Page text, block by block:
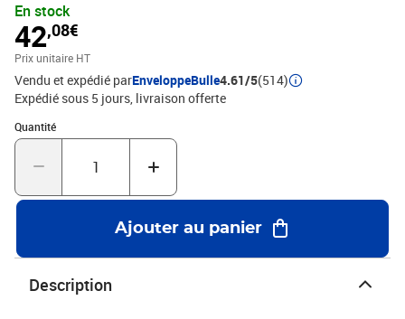
déménagements !- 100% recyclable.- Livré à plat = gain de place
pour le stockage.Le meilleur rapport qualité/prix en terme de
protection et de résistance !*dimensions intérieures
En stock
42,08€
Prix unitaire HT
Vendu et expédié parEnveloppeBulle4.61/5(514)
Expédié sous 5 jours livraison offerte
Quantité
Quantité : 1
Ajouter au panier
Description